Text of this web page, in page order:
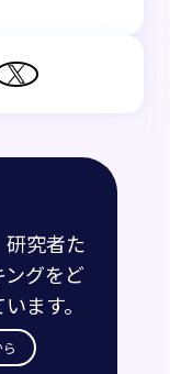
研究者た
グをど
ます。